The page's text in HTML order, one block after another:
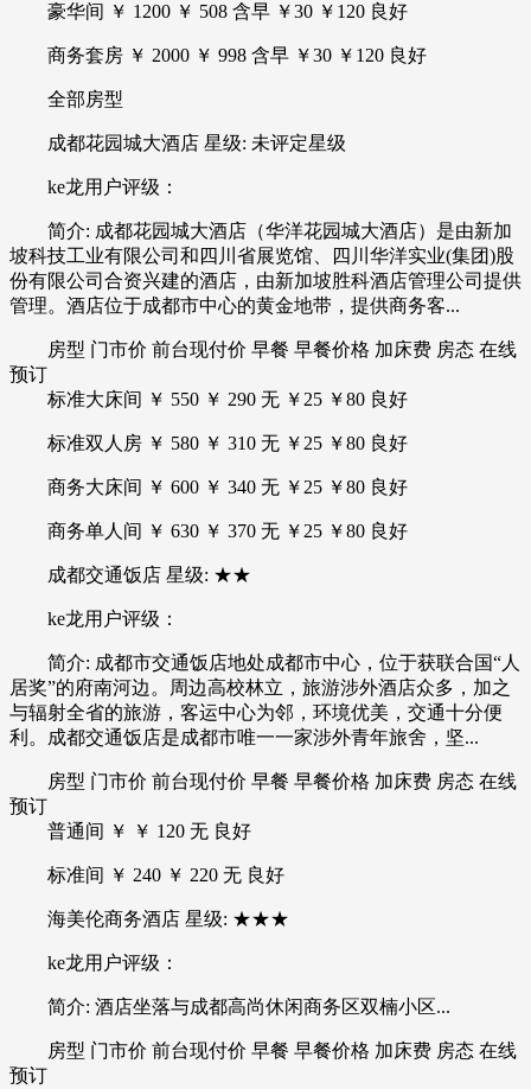
豪华间 ￥ 1200 ￥ 508 含早 ￥30 ￥120 良好
商务套房 ￥ 2000 ￥ 998 含早 ￥30 ￥120 良好
全部房型
成都花园城大酒店 星级: 未评定星级
ke龙用户评级：
简介: 成都花园城大酒店（华洋花园城大酒店）是由新加
坡科技工业有限公司和四川省展览馆、四川华洋实业(集团)股
份有限公司合资兴建的酒店，由新加坡胜科酒店管理公司提供
管理。酒店位于成都市中心的黄金地带，提供商务客...
房型 门市价 前台现付价 早餐 早餐价格 加床费 房态 在线
预订
标准大床间 ￥ 550 ￥ 290 无 ￥25 ￥80 良好
标准双人房 ￥ 580 ￥ 310 无 ￥25 ￥80 良好
商务大床间 ￥ 600 ￥ 340 无 ￥25 ￥80 良好
商务单人间 ￥ 630 ￥ 370 无 ￥25 ￥80 良好
成都交通饭店 星级: ★★
ke龙用户评级：
简介: 成都市交通饭店地处成都市中心，位于获联合国“人
居奖”的府南河边。周边高校林立，旅游涉外酒店众多，加之
与辐射全省的旅游，客运中心为邻，环境优美，交通十分便
利。成都交通饭店是成都市唯一一家涉外青年旅舍，坚...
房型 门市价 前台现付价 早餐 早餐价格 加床费 房态 在线
预订
普通间 ￥ ￥ 120 无 良好
标准间 ￥ 240 ￥ 220 无 良好
海美伦商务酒店 星级: ★★★
ke龙用户评级：
简介: 酒店坐落与成都高尚休闲商务区双楠小区...
房型 门市价 前台现付价 早餐 早餐价格 加床费 房态 在线
预订